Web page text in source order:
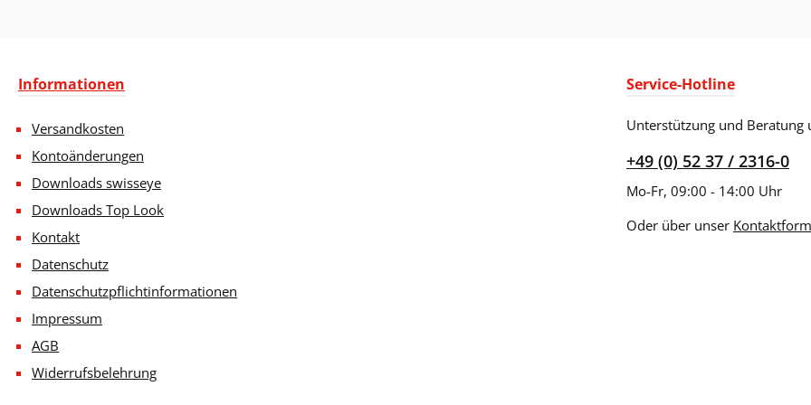
Informationen
Versandkosten
Kontoänderungen
Downloads swisseye
Downloads Top Look
Kontakt
Datenschutz
Datenschutzpflichtinformationen
Impressum
AGB
Widerrufsbelehrung
Service-Hotline
Unterstützung und Beratung
+49 (0) 52 37 / 2316-0
Mo-Fr, 09:00 - 14:00 Uhr
Oder über unser